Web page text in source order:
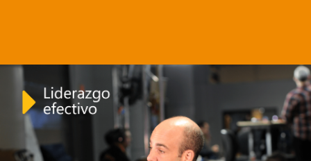
Próximos
Cursos
Estas son las propuestas actuales más
seleccionadas por los usuarios ultimamente